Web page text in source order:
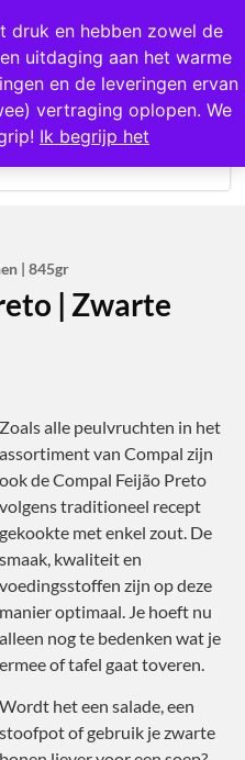
druk en hebben zowel de
uitdaging aan het warme
en de leveringen ervan
vertraging oplopen. We
Ik begrijp het
op voorraad
0
| 845gr
| Zwarte
Zoals alle peulvruchten in het
assortiment van Compal zijn
ook de Compal Feijão Preto
volgens traditioneel recept
gekookte met enkel zout. De
smaak, kwaliteit en
voedingsstoffen zijn op deze
manier optimaal. Je hoeft nu
alleen nog te bedenken wat je
ermee of tafel gaat toveren.
Wordt het een salade, een
stoofpot of gebruik je zwarte